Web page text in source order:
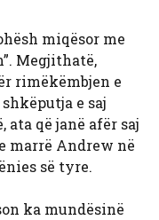
miqësor me
Megjithatë,
rimëkëmbjen e
e saj
që janë afër saj
marrë Andrew në
së tyre.
ka mundësinë